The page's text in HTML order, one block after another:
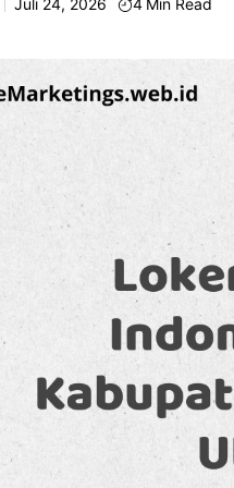
Juli 24, 2026 4 Min Read